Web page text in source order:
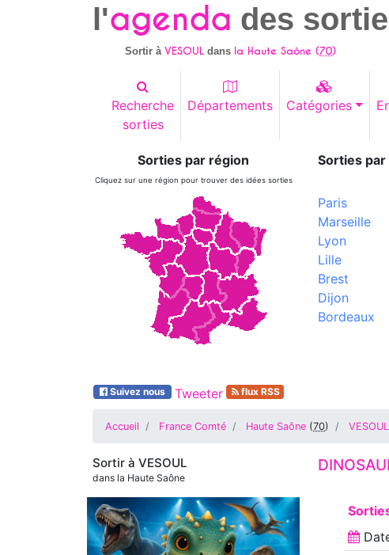
l'agenda des
Sortir àVESOUL dans la Haute Saône (70)
Recherche
sorties
Départements Catégories
Sorties par région
Cliquez sur une région pour trouver des idées sorties
Sorties par
Paris
Marseille
Lyon
Lille
Brest
Dijon
Bordeaux
Suivez nous Tweeter flux RSS
Accueil France Comté Haute Saône (70) VESOUL
Sortir à VESOUL
dans la Haute Saône